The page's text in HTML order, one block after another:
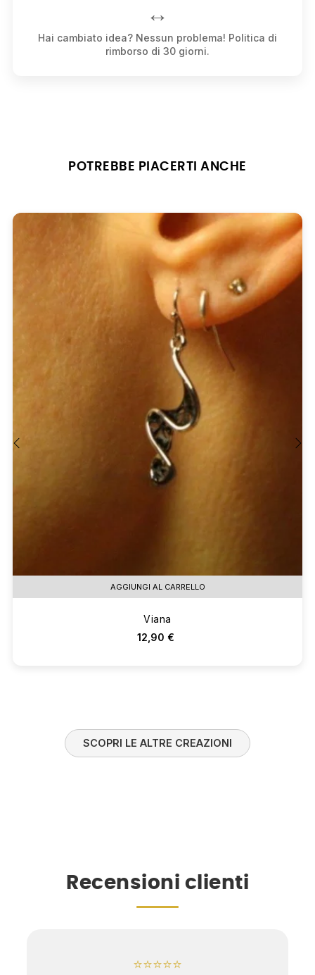
↔️
Hai cambiato idea? Nessun problema! Politica di
rimborso di 30 giorni.
POTREBBE PIACERTI ANCHE
AGGIUNGI AL CARRELLO
Viana
12,90 €
SCOPRI LE ALTRE CREAZIONI
Recensioni clienti
⭐⭐⭐⭐⭐